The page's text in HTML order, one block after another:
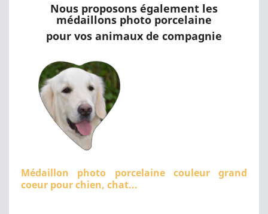
Nous proposons également les
médaillons photo porcelaine
pour vos animaux de compagnie
Médaillon photo porcelaine couleur grand
coeur pour chien, chat...